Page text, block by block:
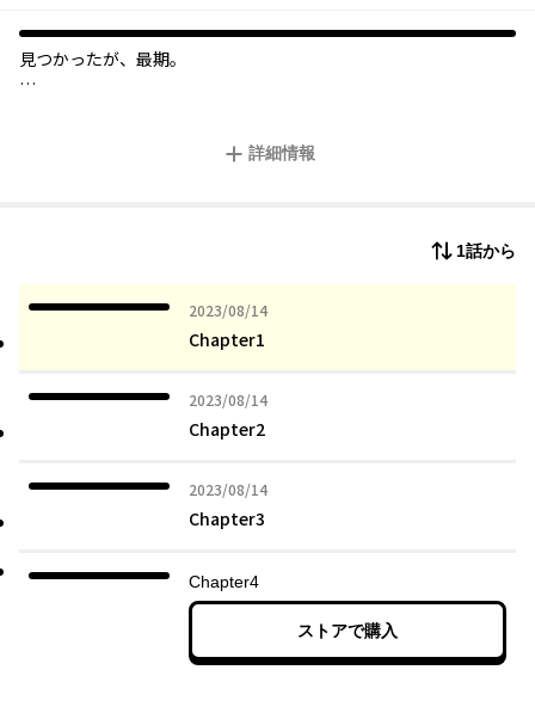
見つかったが、最期。
を彷彿とさせる奇怪な風貌の人々が棲み、深い影に覆われた其処
【手塚治虫文化賞】マンガ大賞最終候補、【米国アイズナー賞】
ノミネート、【仏国アングレーム国際漫画祭】公式セレクション
選出、【仏国Prix Asie de la Critique ACBD 2019】受
ヴクラフト傑作集」シリーズ最新作。
詳細情報
1話から
2023/08/14
2023年08月14日
Chapter1
2023/08/14
2023年08月14日
Chapter2
2023/08/14
2023年08月14日
Chapter3
Chapter4
ストアで購入